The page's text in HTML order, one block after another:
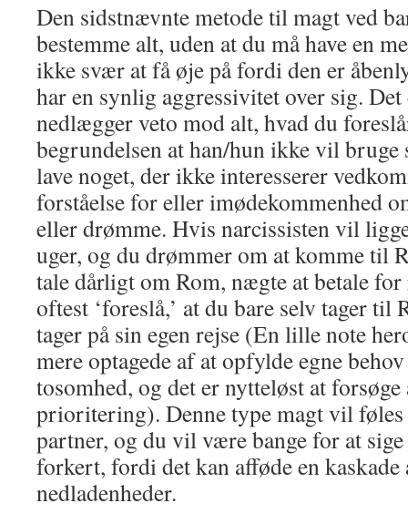
Den sidstnævnte metode til magt ved
bestemme alt, uden at du må have en
ikke svær at få øje på fordi den er
har en synlig aggressivitet over sig.
nedlægger veto mod alt, hvad du
begrundelsen at han/hun ikke vil bruge
lave noget, der ikke interesserer
forståelse for eller imødekommenhed
eller drømme. Hvis narcissisten vil
uger, og du drømmer om at komme til
tale dårligt om Rom, nægte at betale
oftest ‘foreslå,’ at du bare selv tager til
tager på sin egen rejse (En lille note
mere optagede af at opfylde egne
tosomhed, og det er nytteløst at
prioritering). Denne type magt vil føles
partner, og du vil være bange for at
forkert, fordi det kan afføde en
nedladenheder.